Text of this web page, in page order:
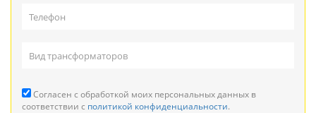
Согласен с обработкой моих персональных данных в
соответствии с политикой конфиденциальности.